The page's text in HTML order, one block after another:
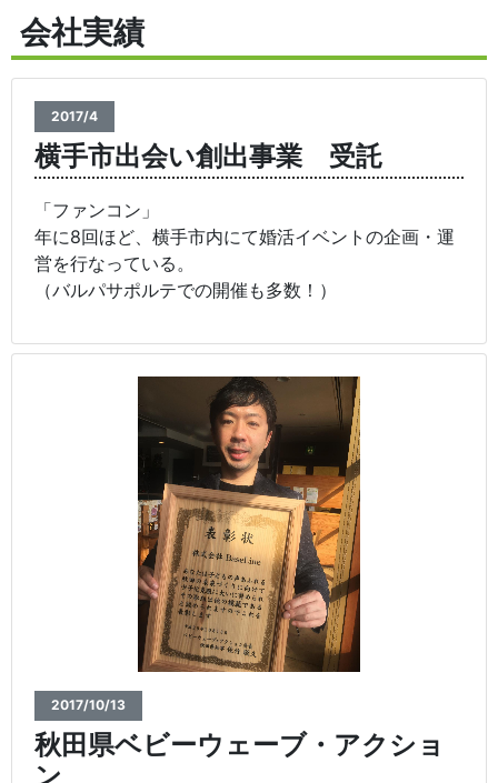
会社実績
2017/4
横手市出会い創出事業 受託
「ファンコン」
年に8回ほど、横手市内にて婚活イベントの企画・運
営を行なっている。
（バルパサポルテでの開催も多数！）
2017/10/13
秋田県ベビーウェーブ・アクショ
ン